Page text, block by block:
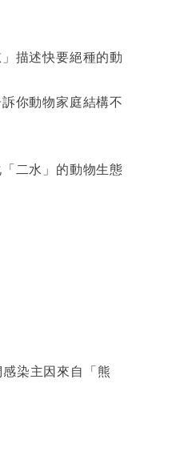
描述快要絕種的動
家庭結構不
二水」的動物生態
染主因來自「熊